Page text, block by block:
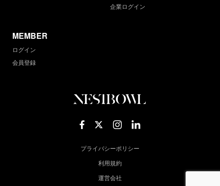
企業ログイン
MEMBER
ログイン
会員登録
プライバシーポリシー
利用規約
運営会社